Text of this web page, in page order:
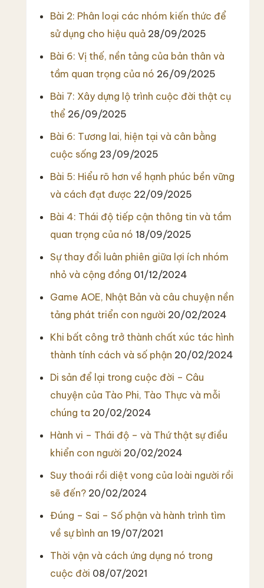
Bài 2: Phân loại các nhóm kiến thức để
sử dụng cho hiệu quả 28/09/2025
Bài 6: Vị thế, nền tảng của bản thân và
tầm quan trọng của nó 26/09/2025
Bài 7: Xây dựng lộ trình cuộc đời thật cụ
thể 26/09/2025
Bài 6: Tương lai, hiện tại và cân bằng
cuộc sống 23/09/2025
Bài 5: Hiểu rõ hơn về hạnh phúc bền vững
và cách đạt được 22/09/2025
Bài 4: Thái độ tiếp cận thông tin và tầm
quan trọng của nó 18/09/2025
Sự thay đổi luân phiên giữa lợi ích nhóm
nhỏ và cộng đồng 01/12/2024
Game AOE, Nhật Bản và câu chuyện nền
tảng phát triển con người 20/02/2024
Khi bất công trở thành chất xúc tác hình
thành tính cách và số phận 20/02/2024
Di sản để lại trong cuộc đời – Câu
chuyện của Tào Phi, Tào Thực và mỗi
chúng ta 20/02/2024
Hành vi – Thái độ – và Thứ thật sự điều
khiển con người 20/02/2024
Suy thoái rồi diệt vong của loài người rồi
sẽ đến? 20/02/2024
Đúng – Sai – Số phận và hành trình tìm
về sự bình an 19/07/2021
Thời vận và cách ứng dụng nó trong
cuộc đời 08/07/2021